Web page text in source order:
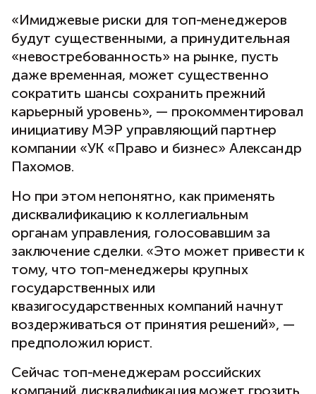
«Имиджевые риски для топ-менеджеров
будут существенными, а принудительная
«невостребованность» на рынке, пусть
даже временная, может существенно
сократить шансы сохранить прежний
карьерный уровень», — прокомментировал
инициативу МЭР управляющий партнер
компании «УК «Право и бизнес» Александр
Пахомов.
Но при этом непонятно, как применять
дисквалификацию к коллегиальным
органам управления, голосовавшим за
заключение сделки. «Это может привести к
тому, что топ-менеджеры крупных
государственных или
квазигосударственных компаний начнут
воздерживаться от принятия решений», —
предположил юрист.
Сейчас топ-менеджерам российских